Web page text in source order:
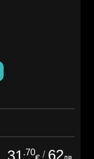
.70 / 62